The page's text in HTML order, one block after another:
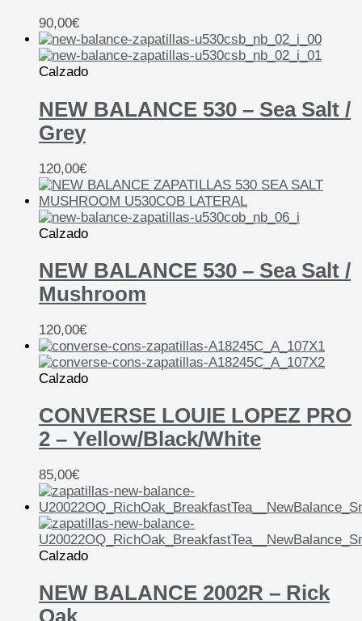
90,00€
Calzado
NEW BALANCE 530 – Sea Salt /
Grey
120,00€
Calzado
NEW BALANCE 530 – Sea Salt /
Mushroom
120,00€
Calzado
CONVERSE LOUIE LOPEZ PRO
2 – Yellow/Black/White
85,00€
Calzado
NEW BALANCE 2002R – Rick
Oak